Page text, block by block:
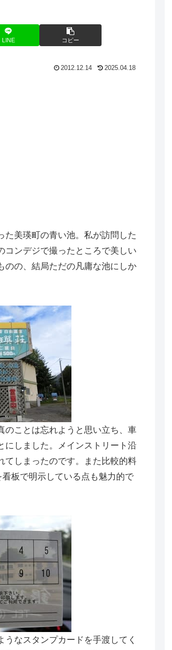
LINE コピー
2012.12.14 2025.04.18
た美瑛町の青い池。私が訪問した
コンデジで撮ったところで美しい
のの、結局ただの凡庸な池にしか
のことは忘れようと思い立ち、車
にしました。メインストリート沿
てしまったのです。また比較的料
板で明示している点も魅力的で
なスタンプカードを手渡してく